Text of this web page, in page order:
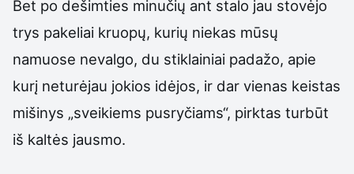
Bet po dešimties minučių ant stalo jau stovėjo
trys pakeliai kruopų, kurių niekas mūsų
namuose nevalgo, du stiklainiai padažo, apie
kurį neturėjau jokios idėjos, ir dar vienas keistas
mišinys „sveikiems pusryčiams“, pirktas turbūt
iš kaltės jausmo.